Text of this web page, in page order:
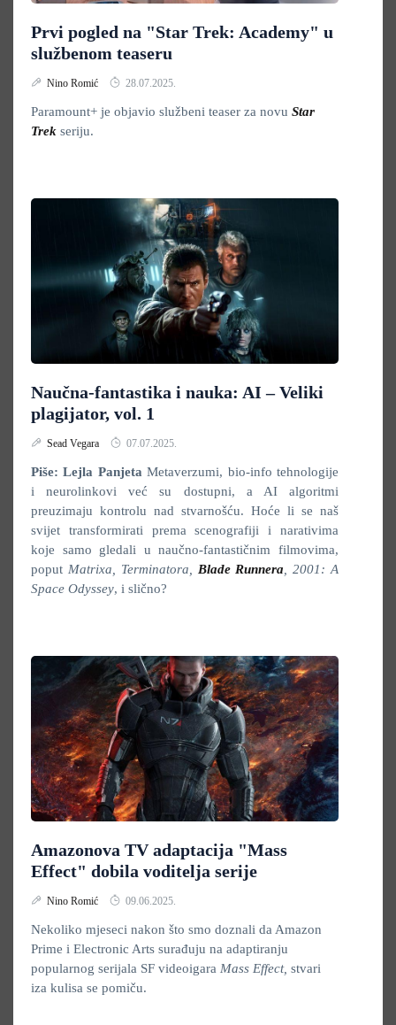
Prvi pogled na "Star Trek: Academy" u
službenom teaseru
Nino Romić 28.07.2025.
Paramount+ je objavio službeni teaser za novu Star
Trek seriju.
Naučna-fantastika i nauka: AI – Veliki
plagijator, vol. 1
Sead Vegara 07.07.2025.
Piše: Lejla Panjeta Metaverzumi, bio-info tehnologije
i neurolinkovi već su dostupni, a AI algoritmi
preuzimaju kontrolu nad stvarnošću. Hoće li se naš
svijet transformirati prema scenografiji i narativima
koje samo gledali u naučno-fantastičnim filmovima,
poput Matrixa, Terminatora, Blade Runnera , 2001: A
Space Odyssey, i slično?
Amazonova TV adaptacija "Mass
Effect" dobila voditelja serije
Nino Romić 09.06.2025.
Nekoliko mjeseci nakon što smo doznali da Amazon
Prime i Electronic Arts surađuju na adaptiranju
popularnog serijala SF videoigara Mass Effect, stvari
iza kulisa se pomiču.